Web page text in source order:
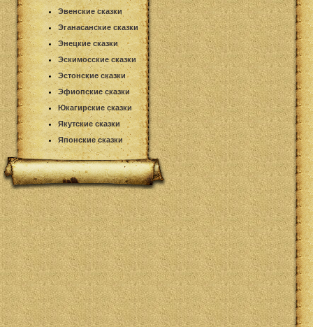
Эвенские сказки
Эганасанские сказки
Энецкие сказки
Эскимосские сказки
Эстонские сказки
Эфиопские сказки
Юкагирские сказки
Якутские сказки
Японские сказки